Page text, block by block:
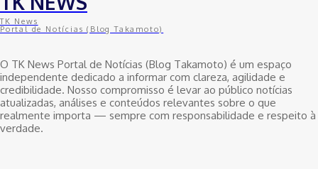
TK News
Portal de Notícias (Blog Takamoto)
O TK News Portal de Notícias (Blog Takamoto) é um espaço
independente dedicado a informar com clareza, agilidade e
credibilidade. Nosso compromisso é levar ao público notícias
atualizadas, análises e conteúdos relevantes sobre o que
realmente importa — sempre com responsabilidade e respeito à
verdade.